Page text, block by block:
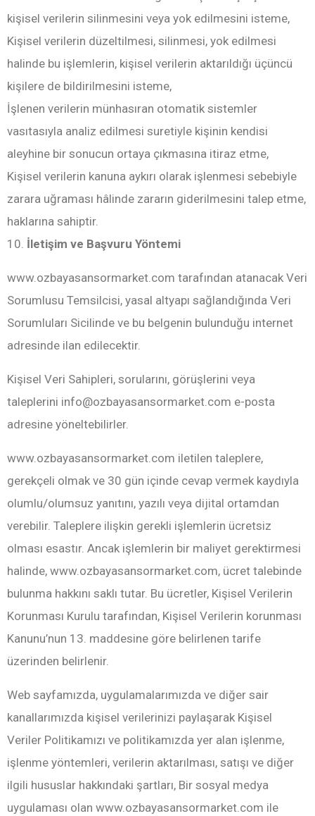
kişisel verilerin silinmesini veya yok edilmesini isteme,
Kişisel verilerin düzeltilmesi, silinmesi, yok edilmesi
halinde bu işlemlerin, kişisel verilerin aktarıldığı üçüncü
kişilere de bildirilmesini isteme,
İşlenen verilerin münhasıran otomatik sistemler
vasıtasıyla analiz edilmesi suretiyle kişinin kendisi
aleyhine bir sonucun ortaya çıkmasına itiraz etme,
Kişisel verilerin kanuna aykırı olarak işlenmesi sebebiyle
zarara uğraması hâlinde zararın giderilmesini talep etme,
haklarına sahiptir.
10. İletişim ve Başvuru Yöntemi
www.ozbayasansormarket.com tarafından atanacak Veri
Sorumlusu Temsilcisi, yasal altyapı sağlandığında Veri
Sorumluları Sicilinde ve bu belgenin bulunduğu internet
adresinde ilan edilecektir.
Kişisel Veri Sahipleri, sorularını, görüşlerini veya
taleplerini info@ozbayasansormarket.com e-posta
adresine yöneltebilirler.
www.ozbayasansormarket.com iletilen taleplere,
gerekçeli olmak ve 30 gün içinde cevap vermek kaydıyla
olumlu/olumsuz yanıtını, yazılı veya dijital ortamdan
verebilir. Taleplere ilişkin gerekli işlemlerin ücretsiz
olması esastır. Ancak işlemlerin bir maliyet gerektirmesi
halinde, www.ozbayasansormarket.com, ücret talebinde
bulunma hakkını saklı tutar. Bu ücretler, Kişisel Verilerin
Korunması Kurulu tarafından, Kişisel Verilerin korunması
Kanunu’nun 13. maddesine göre belirlenen tarife
üzerinden belirlenir.
Web sayfamızda, uygulamalarımızda ve diğer sair
kanallarımızda kişisel verilerinizi paylaşarak Kişisel
Veriler Politikamızı ve politikamızda yer alan işlenme,
işlenme yöntemleri, verilerin aktarılması, satışı ve diğer
ilgili hususlar hakkındaki şartları, Bir sosyal medya
uygulaması olan www.ozbayasansormarket.com ile